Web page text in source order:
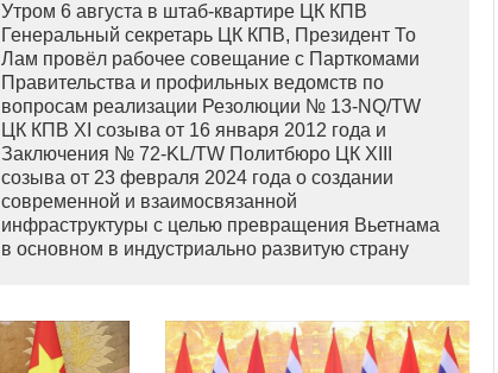
Утром 6 августа в штаб-квартире ЦК КПВ
Генеральный секретарь ЦК КПВ, Президент То
Лам провёл рабочее совещание с Парткомами
Правительства и профильных ведомств по
вопросам реализации Резолюции № 13-NQ/TW
ЦК КПВ XI созыва от 16 января 2012 года и
Заключения № 72-KL/TW Политбюро ЦК XIII
созыва от 23 февраля 2024 года о создании
современной и взаимосвязанной
инфраструктуры с целью превращения Вьетнама
в основном в индустриально развитую страну